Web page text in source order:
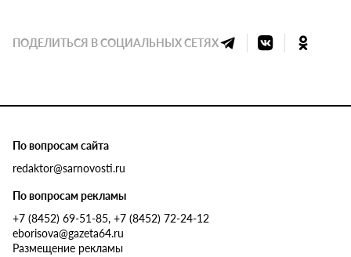
ПОДЕЛИТЬСЯ В СОЦИАЛЬНЫХ СЕТЯХ
По вопросам сайта
redaktor@sarnovosti.ru
По вопросам рекламы
+7 (8452) 69-51-85, +7 (8452) 72-24-12
eborisova@gazeta64.ru
Размещение рекламы